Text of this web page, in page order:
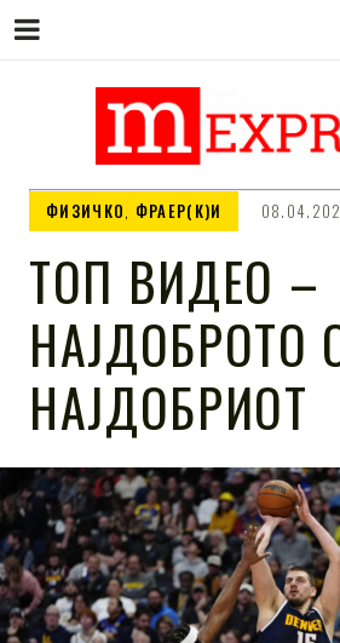
M
ФИЗИЧКО, ФРАЕР(К)И
ТОП ВИДЕО –
НАЈДОБРОТО
НАЈДОБРИОТ